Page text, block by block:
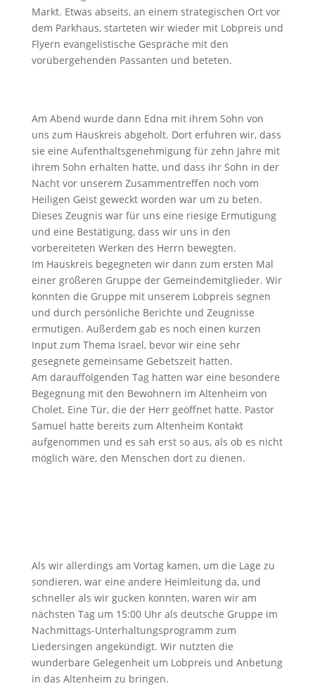
Markt. Etwas abseits, an einem strategischen Ort vor
dem Parkhaus, starteten wir wieder mit Lobpreis und
Flyern evangelistische Gespräche mit den
vorübergehenden Passanten und beteten.
Am Abend wurde dann Edna mit ihrem Sohn von
uns zum Hauskreis abgeholt. Dort erfuhren wir, dass
sie eine Aufenthaltsgenehmigung für zehn Jahre mit
ihrem Sohn erhalten hatte, und dass ihr Sohn in der
Nacht vor unserem Zusammentreffen noch vom
Heiligen Geist geweckt worden war um zu beten.
Dieses Zeugnis war für uns eine riesige Ermutigung
und eine Bestätigung, dass wir uns in den
vorbereiteten Werken des Herrn bewegten.
Im Hauskreis begegneten wir dann zum ersten Mal
einer größeren Gruppe der Gemeindemitglieder. Wir
konnten die Gruppe mit unserem Lobpreis segnen
und durch persönliche Berichte und Zeugnisse
ermutigen. Außerdem gab es noch einen kurzen
Input zum Thema Israel, bevor wir eine sehr
gesegnete gemeinsame Gebetszeit hatten.
Am darauffolgenden Tag hatten war eine besondere
Begegnung mit den Bewohnern im Altenheim von
Cholet. Eine Tür, die der Herr geöffnet hatte. Pastor
Samuel hatte bereits zum Altenheim Kontakt
aufgenommen und es sah erst so aus, als ob es nicht
möglich wäre, den Menschen dort zu dienen.
Als wir allerdings am Vortag kamen, um die Lage zu
sondieren, war eine andere Heimleitung da, und
schneller als wir gucken konnten, waren wir am
nächsten Tag um 15:00 Uhr als deutsche Gruppe im
Nachmittags-Unterhaltungsprogramm zum
Liedersingen angekündigt. Wir nutzten die
wunderbare Gelegenheit um Lobpreis und Anbetung
in das Altenheim zu bringen.